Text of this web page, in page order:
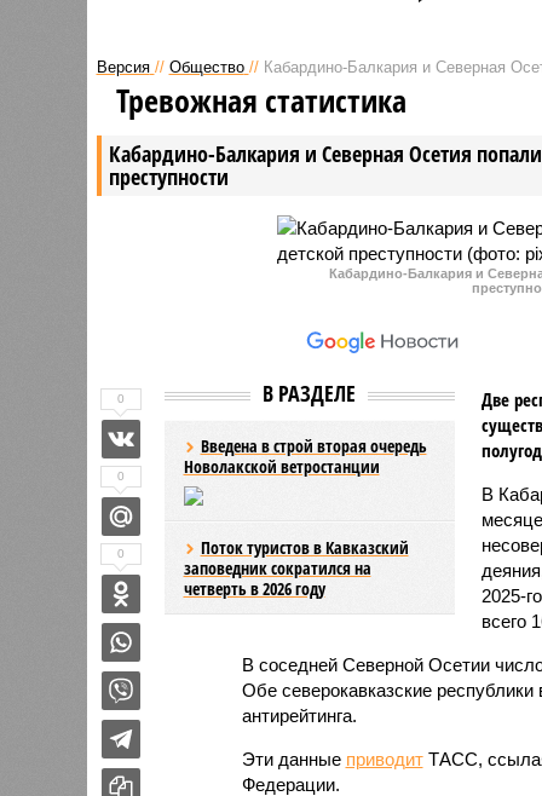
повышенной готовности.
Версия // Общество // Кабардино-Балкария и Северная
Кабардино-Балкария и Северная Осетия
преступности
Тревожная статистика
Кабардино-Балкария и
В РАЗДЕЛЕ
Введена в строй вторая очередь
Новолакской ветростанции
Поток туристов в Кавказский
заповедник сократился на
четверть в 2026 году
Две
В
2025-
всего
В соседней Северной Осетии
Обе северокавказские республики
антирейтинга.
Эти данные приводитТАСС,
Федерации.
0
0
0